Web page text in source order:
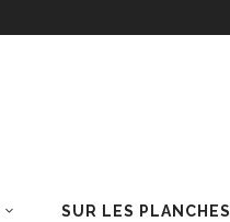
SUR LES PLANCHES